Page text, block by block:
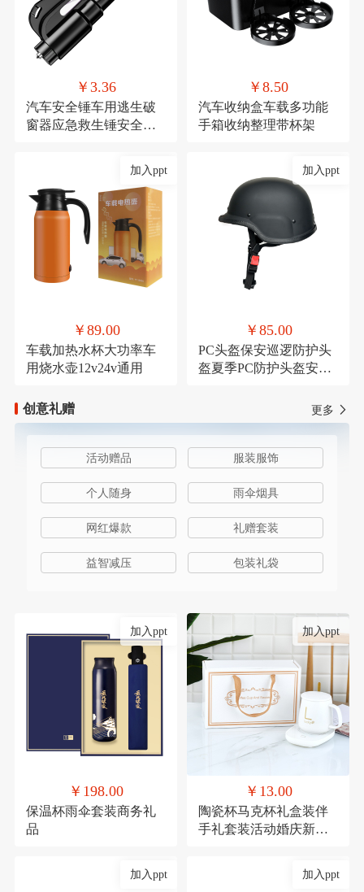
￥3.36
汽车安全锤车用逃生破
窗器应急救生锤安全带
￥8.50
汽车收纳盒车载多功能
手箱收纳整理带杯架
加入ppt
￥89.00
车载加热水杯大功率车
用烧水壶12v24v通用
加入ppt
￥85.00
PC头盔保安巡逻防护头
盔夏季PC防护头盔安保
创意礼赠
更多
活动赠品 服装服饰
个人随身 雨伞烟具
网红爆款 礼赠套装
益智减压 包装礼袋
加入ppt
￥198.00
保温杯雨伞套装商务礼
品
加入ppt
￥13.00
陶瓷杯马克杯礼盒装伴
手礼套装活动婚庆新年
加入ppt 加入ppt